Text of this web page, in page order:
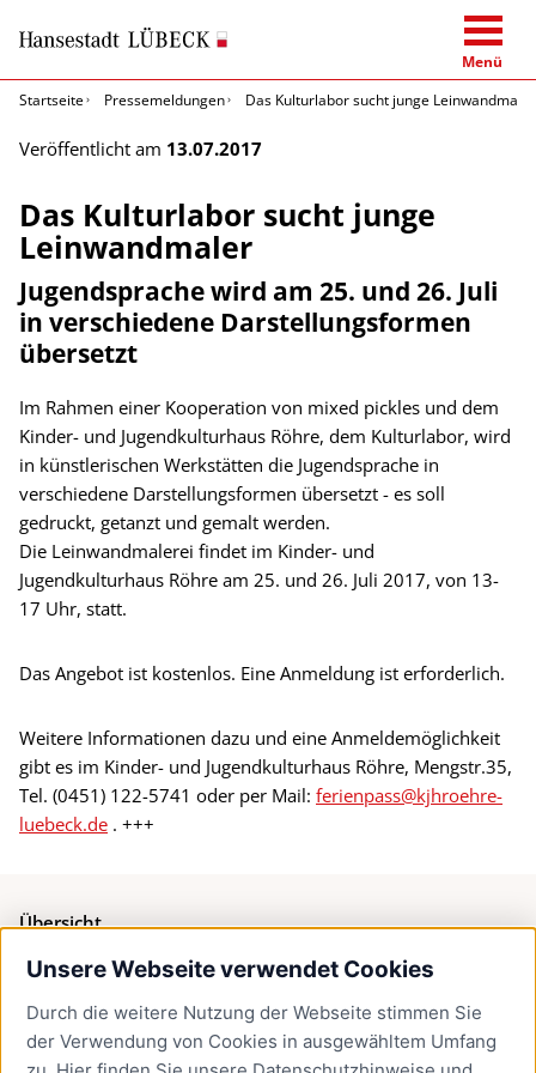
Unsere Webseite verwendet Cookies
Durch die weitere Nutzung der Webseite stimmen Sie
der Verwendung von Cookies in ausgewähltem Umfang
Menü
Startseite
Pressemeldungen Das Kulturlabor sucht junge Leinwandmaler
Veröffentlicht am 13.07.2017
Das Kulturlabor sucht junge
Leinwandmaler
Jugendsprache wird am 25. und 26. Juli
in verschiedene Darstellungsformen
übersetzt
Im Rahmen einer Kooperation von mixed pickles und dem
Kinder- und Jugendkulturhaus Röhre, dem Kulturlabor, wird
in künstlerischen Werkstätten die Jugendsprache in
verschiedene Darstellungsformen übersetzt - es soll
gedruckt, getanzt und gemalt werden.
Die Leinwandmalerei findet im Kinder- und
Jugendkulturhaus Röhre am 25. und 26. Juli 2017, von 13-
17 Uhr, statt.
Das Angebot ist kostenlos. Eine Anmeldung ist erforderlich.
Weitere Informationen dazu und eine Anmeldemöglichkeit
gibt es im Kinder- und Jugendkulturhaus Röhre, Mengstr.35,
Tel. (0451) 122-5741 oder per Mail: ferienpass@kjhroehre-
luebeck.de . +++
Übersicht
Bürgerservice
Presse
Newsletter Lübeck:kompakt